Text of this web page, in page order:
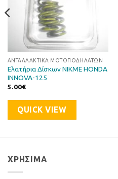
ΑΝΤΑΛΛΑΚΤΙΚΆ ΜΟΤΟΠΟΔΗΛΆΤΩΝ
Ελατήρια Δίσκων NIKME HONDA
INNOVA-125
5.00€
QUICK VIEW
ΧΡΉΣΙΜΑ